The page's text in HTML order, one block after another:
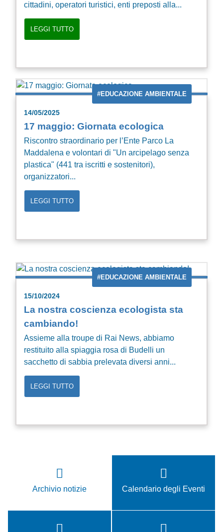
cittadini, operatori turistici, enti preposti alla...
LEGGI TUTTO
#EDUCAZIONE AMBIENTALE
14/05/2025
17 maggio: Giornata ecologica
Riscontro straordinario per l’Ente Parco La
Maddalena e volontari di "Un arcipelago senza
plastica" (441 tra iscritti e sostenitori),
organizzatori...
LEGGI TUTTO
#EDUCAZIONE AMBIENTALE
15/10/2024
La nostra coscienza ecologista sta
cambiando!
Assieme alla troupe di Rai News, abbiamo
restituito alla spiaggia rosa di Budelli un
sacchetto di sabbia prelevata diversi anni...
LEGGI TUTTO
Archivio notizie Calendario degli Eventi